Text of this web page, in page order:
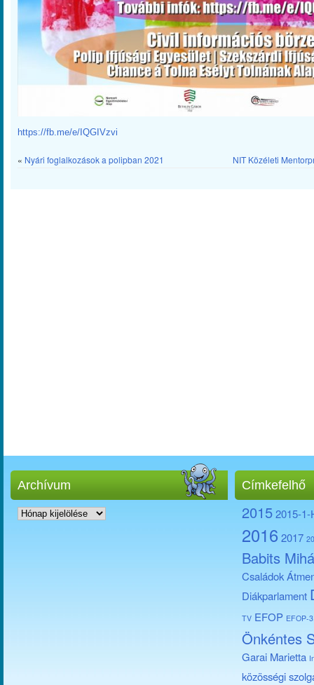
https://fb.me/e/IQGIVzvi
« Nyári foglalkozások a polipban 2021 NIT Közéleti
Archívum
Archívum
Címkefelhő
20152015-1-
2016 2017
Babits
Családok
Diákparlament
TV EFOP EFOP-
Önkéntes
Garai Marietta
közösségi